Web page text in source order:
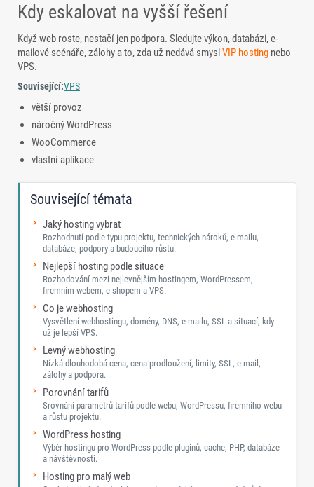
Kdy eskalovat na vyšší řešení
Když web roste, nestačí jen podpora. Sledujte výkon, databázi, e-
mailové scénáře, zálohy a to, zda už nedává smyslVIP hosting nebo
VPS.
Související:VPS
větší provoz
náročný WordPress
WooCommerce
vlastní aplikace
Související témata
Jaký hosting vybrat
Rozhodnutí podle typu projektu, technických nároků, e-mailu,
databáze, podpory a budoucího růstu.
Nejlepší hosting podle situace
Rozhodování mezi nejlevnějším hostingem, WordPressem,
firemním webem, e-shopem a VPS.
Co je webhosting
Vysvětlení webhostingu, domény, DNS, e-mailu, SSL a situací, kdy
už je lepší VPS.
Levný webhosting
Nízká dlouhodobá cena, cena prodloužení, limity, SSL, e-mail,
zálohy a podpora.
Porovnání tarifů
Srovnání parametrů tarifů podle webu, WordPressu, firemního webu
a růstu projektu.
WordPress hosting
Výběr hostingu pro WordPress podle pluginů, cache, PHP, databáze
a návštěvnosti.
Hosting pro malý web